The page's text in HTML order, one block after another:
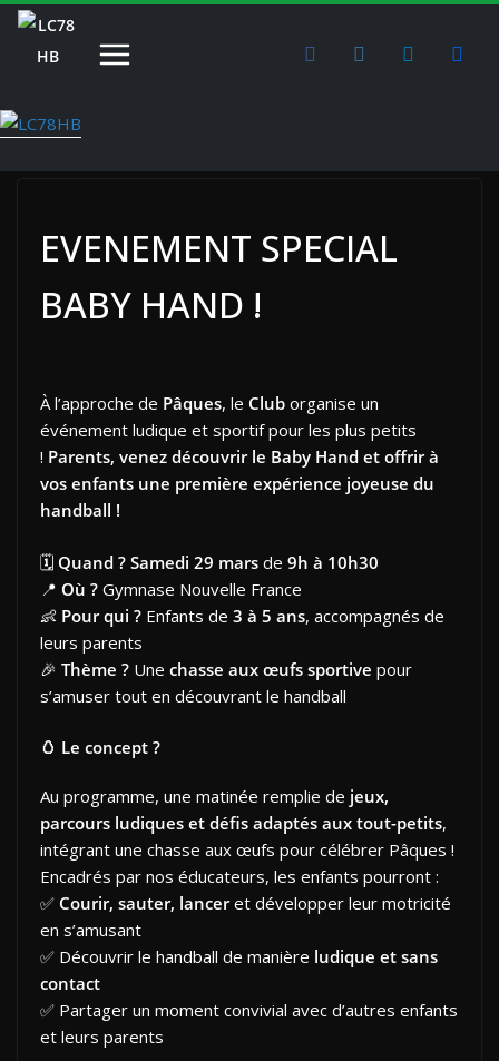
Passer
contenu
EVENEMENT SPECIAL
BABY HAND !
À l’approche de Pâques, le Club organise un
événement ludique et sportif pour les plus petits
! Parents, venez découvrir le Baby Hand et offrir à
vos enfants une première expérience joyeuse du
handball !
🗓 Quand ? Samedi 29 mars de 9h à 10h30
📍 Où ? Gymnase Nouvelle France
👶 Pour qui ? Enfants de 3 à 5 ans, accompagnés de
leurs parents
🎉 Thème ? Une chasse aux œufs sportive pour
s’amuser tout en découvrant le handball
🥚 Le concept ?
Au programme, une matinée remplie de jeux,
parcours ludiques et défis adaptés aux tout-petits,
intégrant une chasse aux œufs pour célébrer Pâques !
Encadrés par nos éducateurs, les enfants pourront :
✅ Courir, sauter, lanceret développer leur motricité
en s’amusant
✅ Découvrir le handball de manière ludique et sans
contact
✅ Partager un moment convivial avec d’autres enfants
et leurs parents